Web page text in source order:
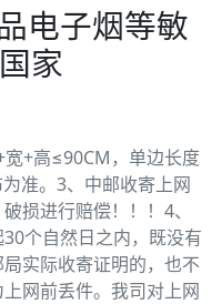
电子烟等敏
家
+高≤90CM，单边长度
准。3、中邮收寄上网
损进行赔偿！！！4、
个自然日之内，既没有
实际收寄证明的，也不
网前丢件。我司对上网